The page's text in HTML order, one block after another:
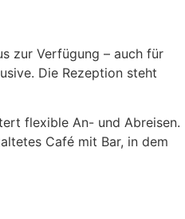
zur Verfügung – auch für
Die Rezeption steht
flexible An- und Abreisen.
Café mit Bar, in dem